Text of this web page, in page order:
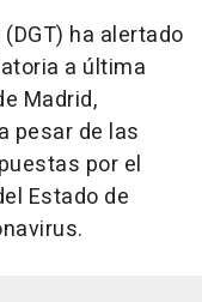
ha alertado
a última
Madrid,
pesar de las
por el
Estado de